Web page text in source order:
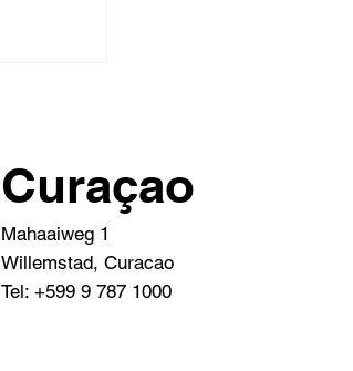
Curaçao
Mahaaiweg 1
Willemstad, Curacao
Tel: +599 9 787 1000